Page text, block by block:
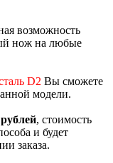
возможность
нож на любые
D2 Вы сможете
модели.
, стоимость
и будет
заказа.